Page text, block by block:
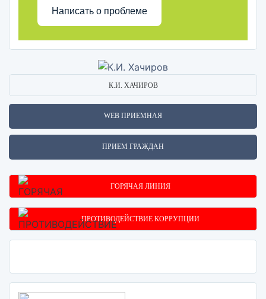
Написать о проблеме
К.И. ХАЧИРОВ
WEB ПРИЕМНАЯ
ПРИЕМ ГРАЖДАН
ГОРЯЧАЯ ЛИНИЯ
ПРОТИВОДЕЙСТВИЕ КОРРУПЦИИ